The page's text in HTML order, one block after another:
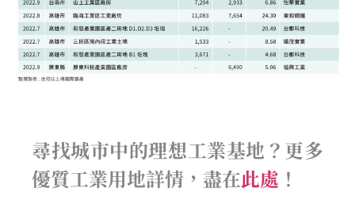
尋找城市中的理想工業基地？更多
優質工業用地詳情，盡在此處 ！